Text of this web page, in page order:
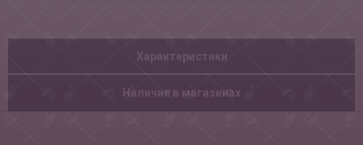
Характеристики
Наличие в магазинах